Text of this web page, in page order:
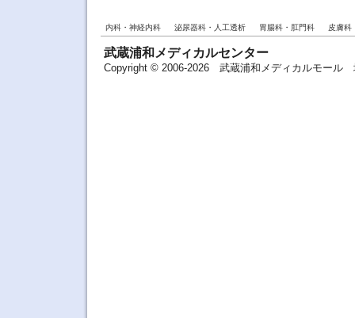
内科・神経内科 泌尿器科・人工透析 胃腸科・肛門科 皮膚科
武蔵浦和メディカルセンター
Copyright © 2006-2026 武蔵浦和メディカルモール